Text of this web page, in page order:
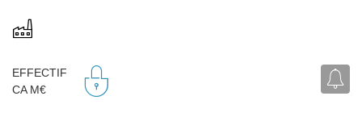
EFFECTIF
CA M€